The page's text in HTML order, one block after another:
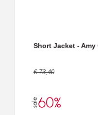
Short Jacket - Amy
€ 73,40